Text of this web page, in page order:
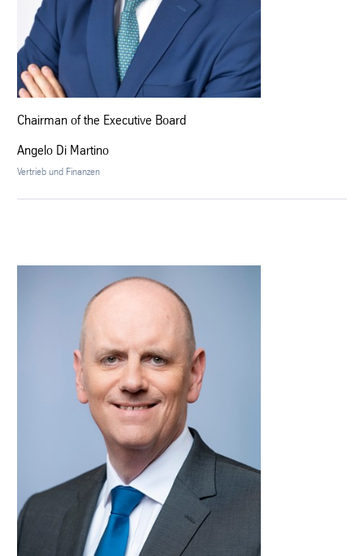
Chairman of the Executive Board
Angelo Di Martino
Vertrieb und Finanzen